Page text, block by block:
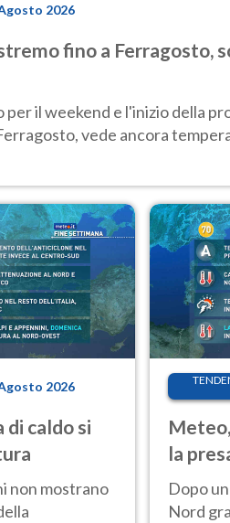
2026
fino a Ferragosto,
per il weekend e l'inizio della
vede ancora
2026
caldo si
non mostrano
la
Dopo
Nord